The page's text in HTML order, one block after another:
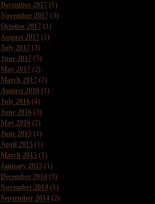
December 2017 (1)
November 2017 (3)
October 2017 (1)
August 2017 (1)
July 2017 (3)
June 2017 (5)
May 2017 (2)
March 2017 (2)
August 2016 (1)
July 2016 (4)
June 2016 (3)
May 2016 (2)
June 2015 (1)
April 2015 (1)
March 2015 (1)
January 2015 (1)
December 2014 (3)
November 2014 (1)
September 2014 (2)